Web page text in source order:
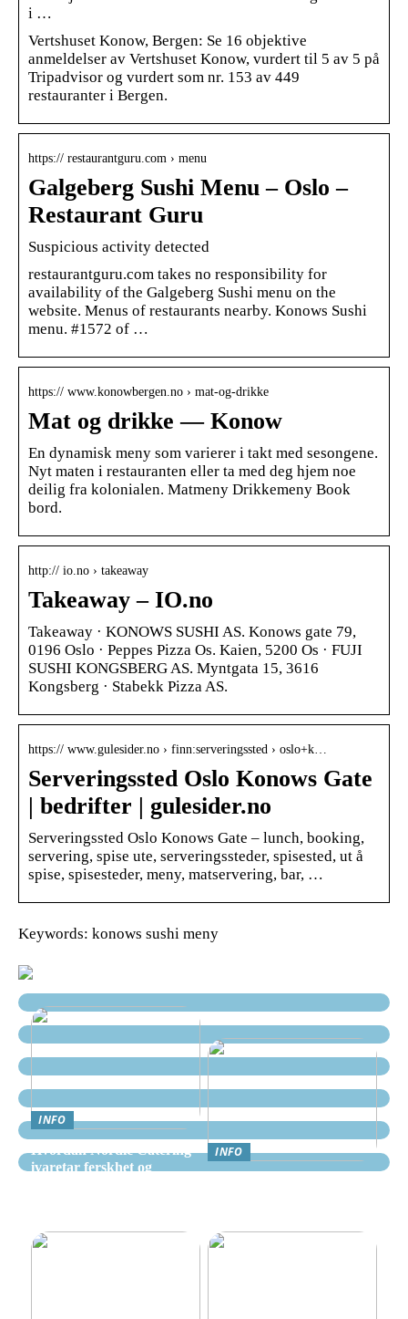
i …
Vertshuset Konow, Bergen: Se 16 objektive
anmeldelser av Vertshuset Konow, vurdert til 5 av 5 på
Tripadvisor og vurdert som nr. 153 av 449
restauranter i Bergen.
https:// restaurantguru.com › menu
Galgeberg Sushi Menu – Oslo –
Restaurant Guru
Suspicious activity detected
restaurantguru.com takes no responsibility for
availability of the Galgeberg Sushi menu on the
website. Menus of restaurants nearby. Konows Sushi
menu. #1572 of …
https:// www.konowbergen.no › mat-og-drikke
Mat og drikke — Konow
En dynamisk meny som varierer i takt med sesongene.
Nyt maten i restauranten eller ta med deg hjem noe
deilig fra kolonialen. Matmeny Drikkemeny Book
bord.
http:// io.no › takeaway
Takeaway – IO.no
Takeaway · KONOWS SUSHI AS. Konows gate 79,
0196 Oslo · Peppes Pizza Os. Kaien, 5200 Os · FUJI
SUSHI KONGSBERG AS. Myntgata 15, 3616
Kongsberg · Stabekk Pizza AS.
https:// www.gulesider.no › finn:serveringssted › oslo+k…
Serveringssted Oslo Konows Gate
| bedrifter | gulesider.no
Serveringssted Oslo Konows Gate – lunch, booking,
servering, spise ute, serveringssteder, spisested, ut å
spise, spisesteder, meny, matservering, bar, …
Keywords: konows sushi meny
INFO
Hvordan Nordic Catering
ivaretar ferskhet og
INFO